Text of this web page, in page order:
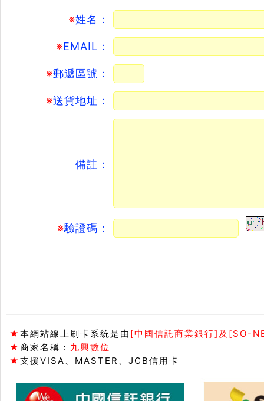
※姓名：
※EMAIL：
※郵遞區號：
※送貨地址：
備註：
※驗證碼：
★ 本網站線上刷卡系統是由 [中國信託商業銀行]及[SO-
★ 商家名稱： 九興數位
★ 支援VISA、MASTER、JCB信用卡